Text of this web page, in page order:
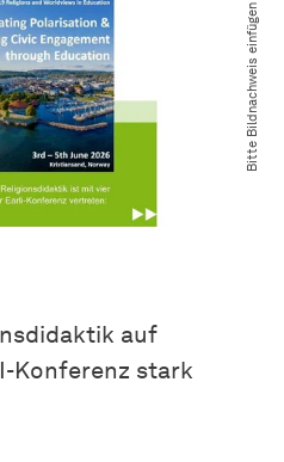
Bitte Bildnachweis einfügen
auf
Konferenz stark